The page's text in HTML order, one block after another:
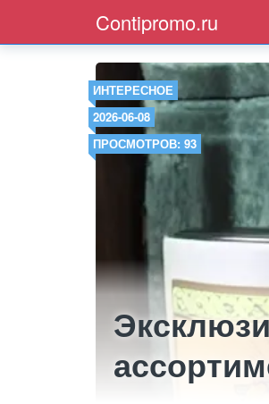
Contipromo.ru
ИНТЕРЕСНОЕ
2026-06-08
ПРОСМОТРОВ: 93